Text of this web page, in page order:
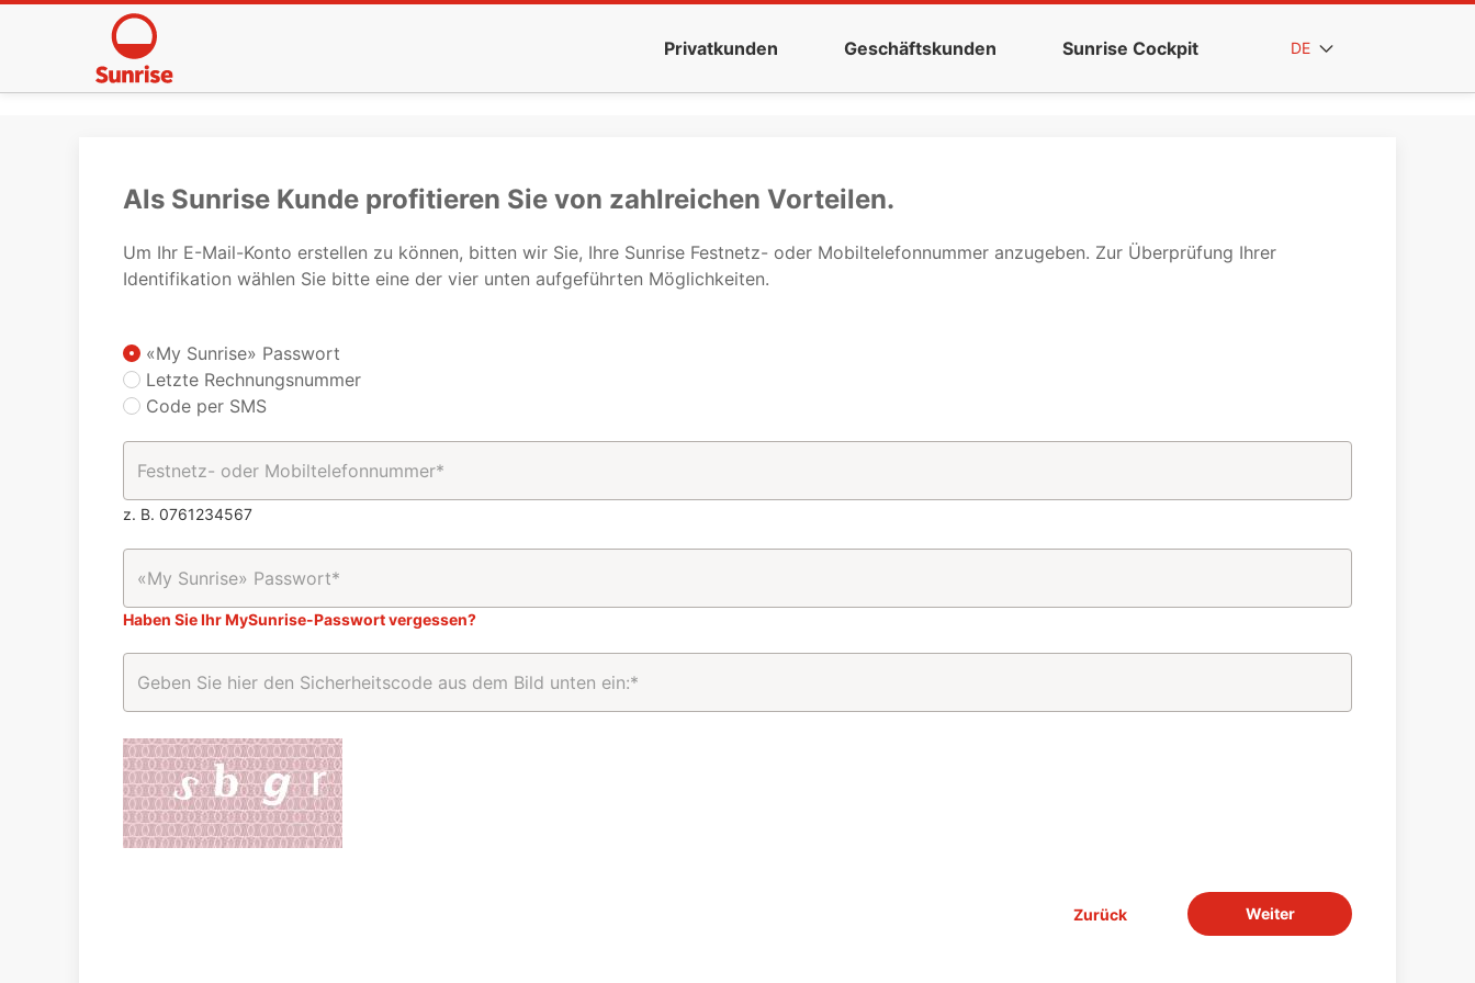
Privatkunden Geschäftskunden Sunrise Cockpit DE
Als Sunrise Kunde profitieren Sie von zahlreichen Vorteilen.
Um Ihr E-Mail-Konto erstellen zu können, bitten wir Sie, Ihre Sunrise Festnetz- oder Mobiltelefonnummer anzugeben. Zur Überprüfung Ihrer
Identifikation wählen Sie bitte eine der vier unten aufgeführten Möglichkeiten.
«My Sunrise» Passwort
Letzte Rechnungsnummer
Code per SMS
z. B. 0761234567
Haben Sie Ihr MySunrise-Passwort vergessen?
Zurück Weiter